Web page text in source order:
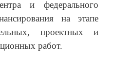
и федерального
на этапе
проектных и
работ.